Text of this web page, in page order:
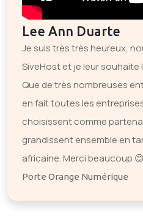
Lee Ann Duarte
Je suis très très heureux,
SiveHost et je leur souhaite
Que de très nombreuses
en fait toutes les
choisissent comme
grandissent ensemble en
africaine. Merci beaucoup 😊
Porte Orange Numérique